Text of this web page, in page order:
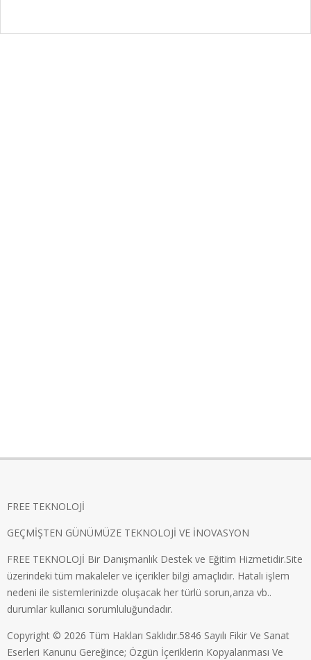
FREE TEKNOLOJİ
GEÇMİŞTEN GÜNÜMÜZE TEKNOLOJİ VE İNOVASYON
FREE TEKNOLOJİ Bir Danışmanlık Destek ve Eğitim Hizmetidir.Site
üzerindeki tüm makaleler ve içerikler bilgi amaçlıdır. Hatalı işlem
nedeni ile sistemlerinizde oluşacak her türlü sorun,arıza vb..
durumlar kullanıcı sorumluluğundadır.
Copyright © 2026 Tüm Hakları Saklıdır.5846 Sayılı Fikir Ve Sanat
Eserleri Kanunu Gereğince; Özgün İçeriklerin Kopyalanması Ve